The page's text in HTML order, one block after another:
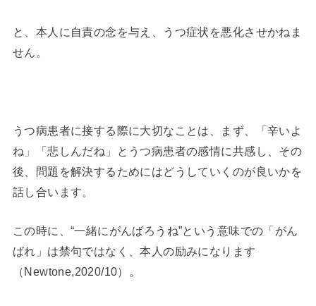
と、本人に自責の念を与え、うつ症状を悪化させかねま
せん。
うつ病患者に接する際に大切なことは、まず、「辛いよ
ね」「悲しんだね」とうつ病患者の感情に共感し、その
後、問題を解決するためにはどうしていくのが良いかを
話し合います。
この時に、“一緒にがんばろうね”という意味での「がん
ばれ」は禁句ではなく、本人の励みになります
（Newtone,2020/10）。